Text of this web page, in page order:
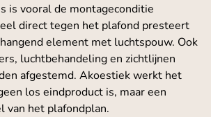
is vooral de montageconditie
direct tegen het plafond presteert
element met luchtspouw. Ook
luchtbehandeling en zichtlijnen
afgestemd. Akoestiek werkt het
los eindproduct is, maar een
van het plafondplan.